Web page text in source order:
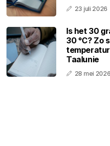
23 juli 2026
Is het 30
30 °C? Zo
Taalunie
28 mei 2026